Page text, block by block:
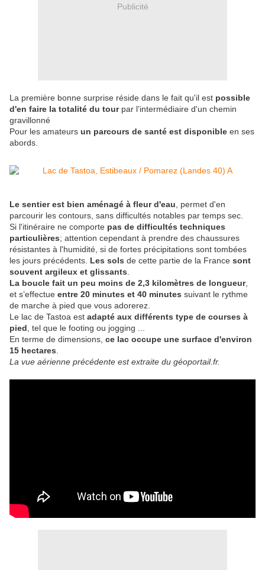
Publicité
La première bonne surprise réside dans le fait qu'il est possible
d'en faire la totalité du tourpar l’intermédiaire d'un chemin
gravillonné
Pour les amateurs un parcours de santé est disponible en ses
abords.
Le sentier est bien aménagé à fleur d'eau , permet d'en
parcourir les contours, sans difficultés notables par temps sec.
Si l'itinéraire ne comporte pas de difficultés techniques
particulières; attention cependant à prendre des chaussures
résistantes à l'humidité, si de fortes précipitations sont tombées
les jours précédents. Les sols de cette partie de la France sont
souvent argileux et glissants
La boucle fait un peu moins de 2,3 kilomètres de longueur,
et s’effectue entre 20 minutes et 40 minutes suivant le rythme
de marche à pied que vous adorerez.
Le lac de Tastoa est adapté aux différents type de courses à
pied , tel que le footing ou jogging ...
En terme de dimensions, ce lac occupe une surface d'environ
15 hectares
La vue aérienne précédente est extraite du géoportail.fr.